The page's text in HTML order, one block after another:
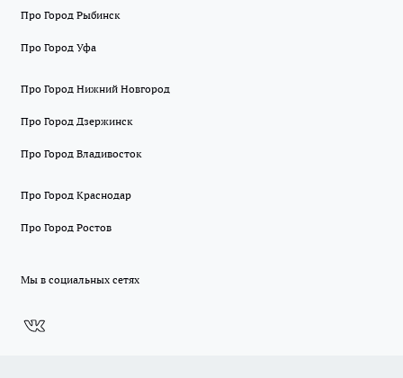
Про Город Рыбинск
Про Город Уфа
Про Город Нижний Новгород
Про Город Дзержинск
Про Город Владивосток
Про Город Краснодар
Про Город Ростов
Мы в социальных сетях